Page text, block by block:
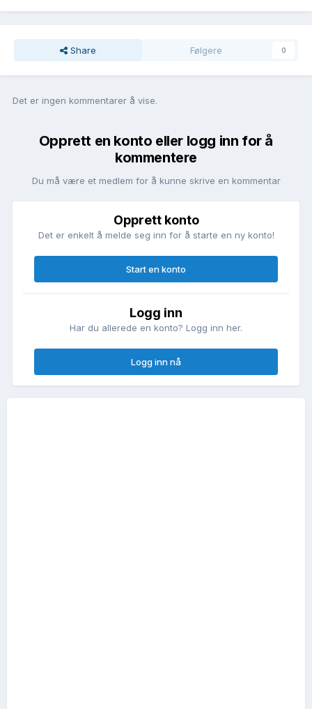
Share Følgere 0
Det er ingen kommentarer å vise.
Opprett en konto eller logg inn for å
kommentere
Du må være et medlem for å kunne skrive en kommentar
Opprett konto
Det er enkelt å melde seg inn for å starte en ny konto!
Start en konto
Logg inn
Har du allerede en konto? Logg inn her.
Logg inn nå